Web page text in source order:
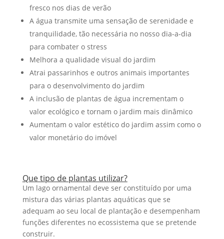
fresco nos dias de verão
A água transmite uma sensação de serenidade e
tranquilidade, tão necessária no nosso dia-a-dia
para combater o stress
Melhora a qualidade visual do jardim
Atrai passarinhos e outros animais importantes
para o desenvolvimento do jardim
A inclusão de plantas de água incrementam o
valor ecológico e tornam o jardim mais dinâmico
Aumentam o valor estético do jardim assim como o
valor monetário do imóvel
Que tipo de plantas utilizar?
Um lago ornamental deve ser constituído por uma
mistura das várias plantas aquáticas que se
adequam ao seu local de plantação e desempenham
funções diferentes no ecossistema que se pretende
construir.